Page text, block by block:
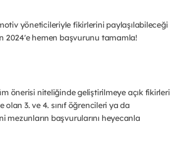
yöneticileriyle fikirlerini paylaşılabileceği
2024'e hemen başvurunu tamamla!
önerisi niteliğinde geliştirilmeye açık fikirleri
3. ve 4. sınıf öğrencileri ya da
mezunların başvurularını heyecanla